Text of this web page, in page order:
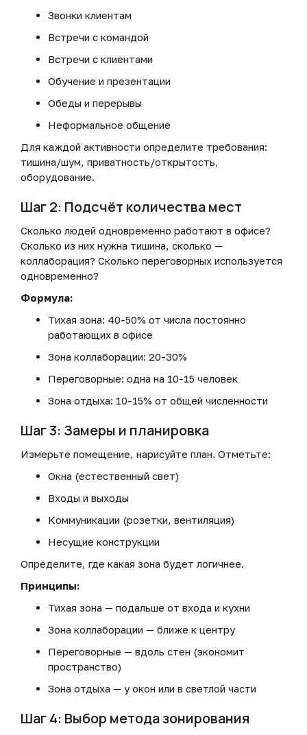
Звонки клиентам
Встречи с командой
Встречи с клиентами
Обучение и презентации
Обеды и перерывы
Неформальное общение
Для каждой активности определите требования:
тишина/шум, приватность/открытость,
оборудование.
Шаг 2: Подсчёт количества мест
Сколько людей одновременно работают в офисе?
Сколько из них нужна тишина, сколько —
коллаборация? Сколько переговорных используется
одновременно?
Формула:
Тихая зона: 40-50% от числа постоянно
работающих в офисе
Зона коллаборации: 20-30%
Переговорные: одна на 10-15 человек
Зона отдыха: 10-15% от общей численности
Шаг 3: Замеры и планировка
Измерьте помещение, нарисуйте план. Отметьте:
Окна (естественный свет)
Входы и выходы
Коммуникации (розетки, вентиляция)
Несущие конструкции
Определите, где какая зона будет логичнее.
Принципы:
Тихая зона — подальше от входа и кухни
Зона коллаборации — ближе к центру
Переговорные — вдоль стен (экономит
пространство)
Зона отдыха — у окон или в светлой части
Шаг 4: Выбор метода зонирования